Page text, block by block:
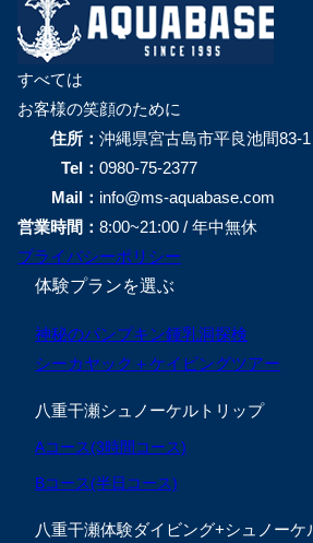
すべては
お客様の笑顔のために
住所： 沖縄県宮古島市平良池間83-1
Tel： 0980-75-2377
Mail： info@ms-aquabase.com
営業時間： 8:00~21:00 / 年中無休
プライバシーポリシー
体験プランを選ぶ
神秘のパンプキン鍾乳洞探検
シーカヤック＋ケイビングツアー
八重干瀬シュノーケルトリップ
Aコース(3時間コース)
Bコース(半日コース)
八重干瀬体験ダイビング+シュノーケ